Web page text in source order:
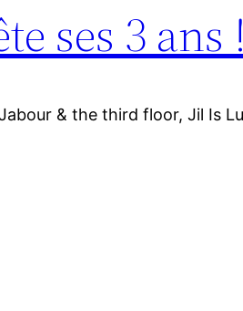
ses 3 ans !
& the third floor, Jil Is